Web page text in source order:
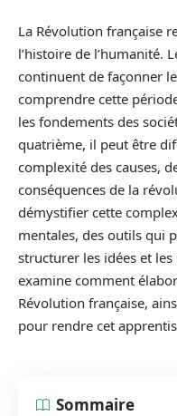
La Révolution française
l’histoire de l’humanité.
continuent de façonner
comprendre cette
les fondements des
quatrième, il peut être
complexité des causes,
conséquences de la
démystifier cette
mentales, des outils qui
structurer les idées et
examine comment
Révolution française,
pour rendre cet
Sommaire